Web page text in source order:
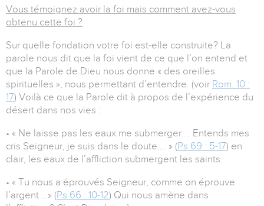
Vous témoignez avoir la foi mais comment avez-vous
obtenu cette foi ?
Sur quelle fondation votre foi est-elle construite? La
parole nous dit que la foi vient de ce que l’on entend et
que la Parole de Dieu nous donne « des oreilles
spirituelles », nous permettant d’entendre. (voir Rom. 10 :
17) Voilà ce que la Parole dit à propos de l’expérience du
désert dans nos vies :
• « Ne laisse pas les eaux me submerger…. Entends mes
cris Seigneur, je suis dans le doute…. » (Ps 69 : 5-17) en
clair, les eaux de l’affliction submergent les saints.
• « Tu nous a éprouvés Seigneur, comme on éprouve
l’argent… » (Ps 66 : 10-12) Qui nous amène dans